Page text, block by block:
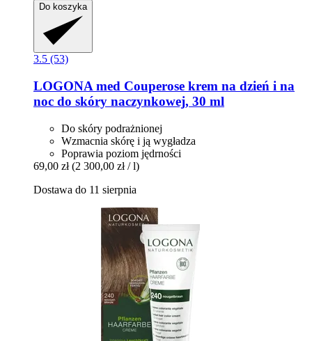
Do koszyka
3.5 (53)
LOGONA med Couperose krem na dzień i na
noc do skóry naczynkowej, 30 ml
Do skóry podrażnionej
Wzmacnia skórę i ją wygładza
Poprawia poziom jędrności
69,00 zł (2 300,00 zł / l)
Dostawa do 11 sierpnia